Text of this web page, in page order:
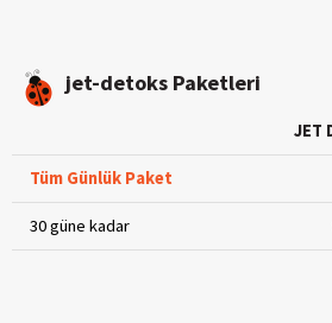
jet-detoks Paketleri
JET
Tüm Günlük Paket
30 güne kadar